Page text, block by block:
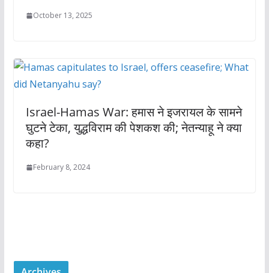
October 13, 2025
Israel-Hamas War: हमास ने इजरायल के सामने
घुटने टेका, युद्धविराम की पेशकश की; नेतन्याहू ने क्या
कहा?
February 8, 2024